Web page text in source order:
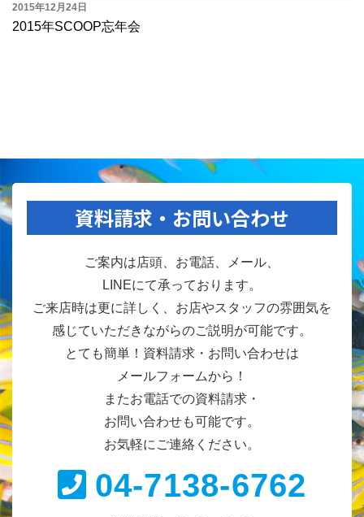
2015年12月24日
2015年SCOOP忘年会
資料請求・お問い合わせ
ご案内は店頭、お電話、メール、
LINEにて承っております。
ご来店時は更に詳しく、お店やスタッフの雰囲気を
感じていただきながらのご説明が可能です。
とても簡単！資料請求・お問い合わせは
メールフォームから！
またお電話での資料請求・
お問い合わせも可能です。
お気軽にご連絡ください。
04-7138-6762